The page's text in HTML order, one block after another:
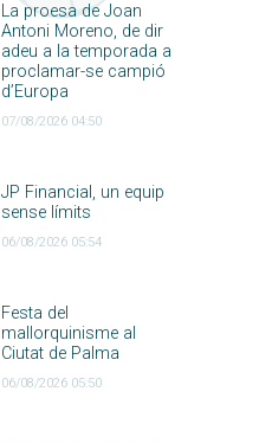
La proesa de Joan
Antoni Moreno, de dir
adeu a la temporada a
proclamar-se campió
d’Europa
07/08/2026 04:50
JP Financial, un equip
sense límits
06/08/2026 05:54
Festa del
mallorquinisme al
Ciutat de Palma
06/08/2026 05:50